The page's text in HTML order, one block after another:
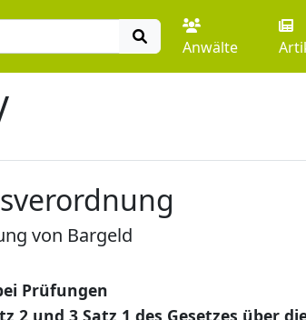
Anwälte
von Bargeld
Prüfungen
2 und 3 Satz 1 des Gesetzes über